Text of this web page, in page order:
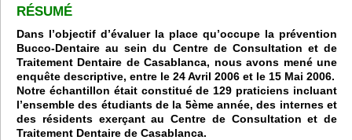
RÉSUMÉ
Dans l’objectif d’évaluer la place qu’occupe la prévention
Bucco-Dentaire au sein du Centre de Consultation et de
Traitement Dentaire de Casablanca, nous avons mené une
enquête descriptive, entre le 24 Avril 2006 et le 15 Mai 2006.
Notre échantillon était constitué de 129 praticiens incluant
l’ensemble des étudiants de la 5ème année, des internes et
des résidents exerçant au Centre de Consultation et de
Traitement Dentaire de Casablanca.